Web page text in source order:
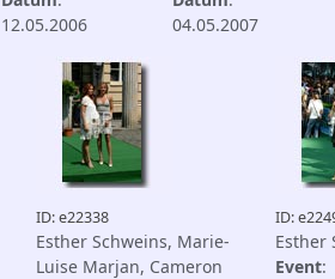
12.05.2006
04.05.2007
ID: e22338
Esther Schweins, Marie-
Luise Marjan, Cameron
ID:
Esther
Event: